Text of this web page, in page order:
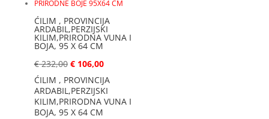
ĆILIM , PROVINCIJA
ARDABIL,PERZIJSKI
KILIM,PRIRODNA VUNA I
BOJA, 95 X 64 CM
€232,00 €106,00
ĆILIM , PROVINCIJA
ARDABIL,PERZIJSKI
KILIM,PRIRODNA VUNA I
BOJA, 95 X 64 CM